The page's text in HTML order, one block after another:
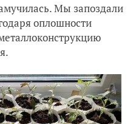
Мы запоздали
оплошности